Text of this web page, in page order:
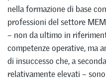
nella formazione di base
professioni del settore
– non da ultimo in
competenze operative, ma
di insuccesso che, a
relativamente elevati –